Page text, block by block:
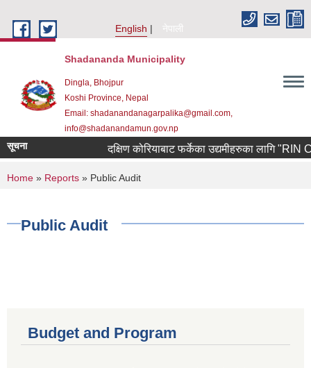
English
नेपाली
Shadananda Municipality
Dingla, Bhojpur
Koshi Province, Nepal
Email: shadanandanagarpalika@gmail.com,
info@shadanandamun.gov.np
सूचना दक्षिण कोरियाबाट फर्केका उद्यमीहरुका लागि "RIN
You are here
Home » Reports » Public Audit
Public Audit
Budget and Program